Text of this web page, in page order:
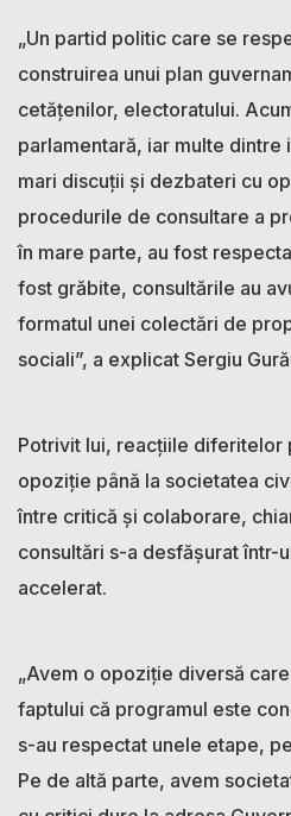
„Un partid politic care se
construirea unui plan
cetățenilor, electoratului.
parlamentară, iar multe
mari discuții și dezbateri cu
procedurile de consultare a
în mare parte, au fost
fost grăbite, consultările au
formatul unei colectări de
sociali”, a explicat Sergiu
Potrivit lui, reacțiile diferitelor
opoziție până la societatea
între critică și colaborare,
consultări s-a desfășurat într-
accelerat.
„Avem o opoziție diversă
faptului că programul este
s-au respectat unele etape,
Pe de altă parte, avem